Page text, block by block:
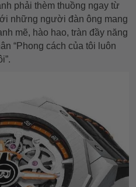
phải thèm thuồng ngay từ
những người đàn ông mang
mẽ, hào hao, tràn đầy năng
“Phong cách của tôi luôn